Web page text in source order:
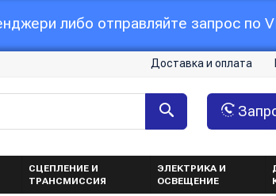
либо отправляйте запрос по
Доставка и оплата
СЦЕПЛЕНИЕ И
ТРАНСМИССИЯ
ЭЛЕКТРИКА И
ОСВЕЩЕНИЕ